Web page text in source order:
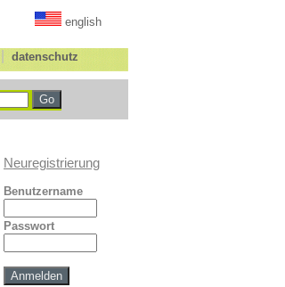
english
datenschutz
Neuregistrierung
Benutzername
Passwort